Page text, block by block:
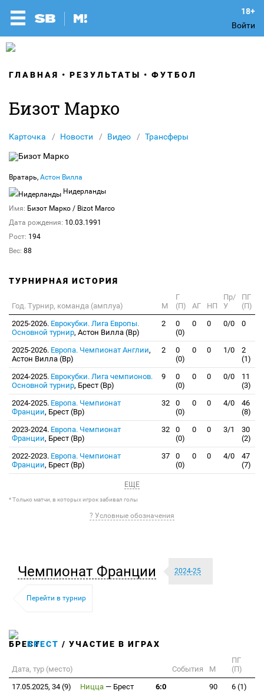
Войти
ГЛАВНАЯ РЕЗУЛЬТАТЫ ФУТБОЛ
Бизот Марко
Карточка Новости Видео Трансферы
Вратарь, Астон Вилла
Нидерланды
Имя: Бизот Марко / Bizot Marco
Дата рождения: 10.03.1991
Рост: 194
Вес: 88
ТУРНИРНАЯ ИСТОРИЯ
Год. Турнир, команда (амплуа) М
Г
(П)
АГ НП
Пр/
У
ПГ
(П)
2025-2026. Еврокубки. Лига Европы.
Основной турнир, Астон Вилла (Вр)
2
0
(0)
0 0 0/0 0
2025-2026. Европа. Чемпионат Англии,
Астон Вилла (Вр)
2
0
(0)
0 0 1/0
2
(1)
2024-2025. Еврокубки. Лига чемпионов.
Основной турнир, Брест (Вр)
9
0
(0)
0 0 0/0
11
(3)
2024-2025. Европа. Чемпионат
Франции, Брест (Вр)
32
0
(0)
0 0 4/0
46
(8)
2023-2024. Европа. Чемпионат
Франции, Брест (Вр)
32
0
(0)
0 0 3/1
30
(2)
2022-2023. Европа. Чемпионат
Франции, Брест (Вр)
37
0
(0)
0 0 4/0
47
(7)
ЕЩЕ
* Только матчи, в которых игрок забивал голы
? Условные обозначения
Чемпионат Франции 2024-25
Перейти в турнир
БРЕСТ / УЧАСТИЕ В ИГРАХ
Дата, тур (место) События М
ПГ
(П)
17.05.2025, 34 (9)
Ницца — Брест 6:0 90
6 (1)